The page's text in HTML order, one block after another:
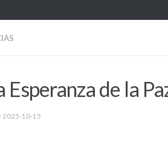
Esperanza de la
· 2025-10-15